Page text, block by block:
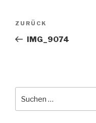
Beitrags-
Vorheriger
Beitrag
ZURÜCK
IMG_9074
nach: